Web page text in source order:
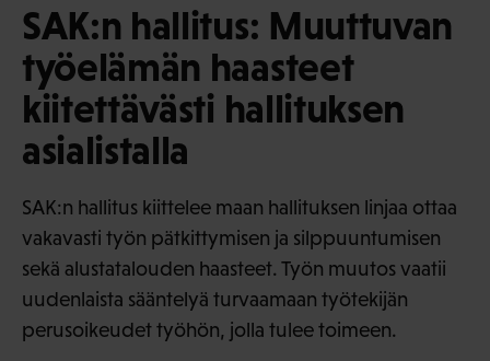
SAK:n hallitus: Muuttuvan
työelämän haasteet
kiitettävästi hallituksen
asialistalla
SAK:n hallitus kiittelee maan hallituksen linjaa ottaa
vakavasti työn pätkittymisen ja silppuuntumisen
sekä alustatalouden haasteet. Työn muutos vaatii
uudenlaista sääntelyä turvaamaan työtekijän
perusoikeudet työhön, jolla tulee toimeen.